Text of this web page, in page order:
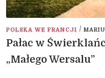
POLSKA WE FRANCJI /
Pałac w
„Małego Wersalu”